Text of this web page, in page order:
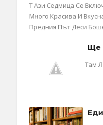
Т Ази Седмица Се
Много Красива И
Предния Път Деси
Ще
Там